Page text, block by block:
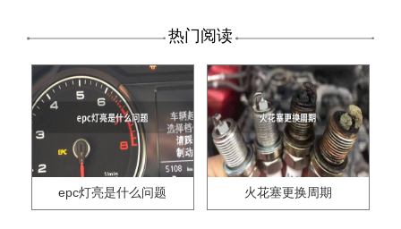
热门阅读
epc灯亮是什么问题 火花塞更换周期